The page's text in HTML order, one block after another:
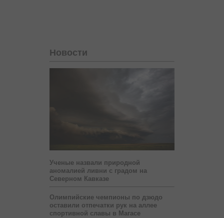
Новости
Ученые назвали природной
аномалией ливни с градом на
Северном Кавказе
Олимпийские чемпионы по дзюдо
оставили отпечатки рук на аллее
спортивной славы в Магасе